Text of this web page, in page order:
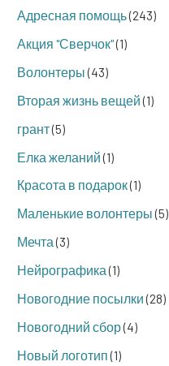
Адресная помощь(243)
Акция "Сверчок"(1)
Волонтеры(43)
Вторая жизнь вещей(1)
грант(5)
Елка желаний(1)
Красота в подарок(1)
Маленькие волонтеры(5)
Мечта(3)
Нейрографика(1)
Новогодние посылки(28)
Новогодний сбор(4)
Новый логотип(1)